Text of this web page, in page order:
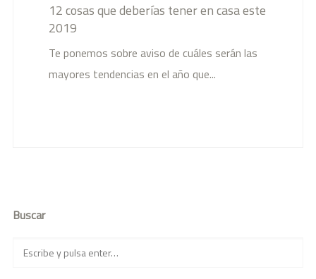
12 cosas que deberías tener en casa este
2019
Te ponemos sobre aviso de cuáles serán las
mayores tendencias en el año que...
Buscar